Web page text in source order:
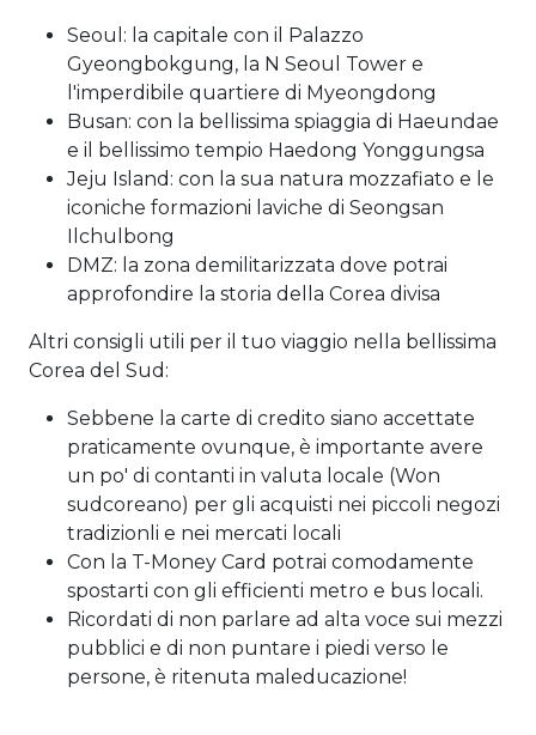
Seoul: la capitale con il Palazzo
Gyeongbokgung, la N Seoul Tower e
l'imperdibile quartiere di Myeongdong
Busan: con la bellissima spiaggia di Haeundae
e il bellissimo tempio Haedong Yonggungsa
Jeju Island: con la sua natura mozzafiato e le
iconiche formazioni laviche di Seongsan
Ilchulbong
DMZ: la zona demilitarizzata dove potrai
approfondire la storia della Corea divisa
Altri consigli utili per il tuo viaggio nella bellissima
Corea del Sud:
Sebbene la carte di credito siano accettate
praticamente ovunque, è importante avere
un po' di contanti in valuta locale (Won
sudcoreano) per gli acquisti nei piccoli negozi
tradizionli e nei mercati locali
Con la T-Money Card potrai comodamente
spostarti con gli efficienti metro e bus locali.
Ricordati di non parlare ad alta voce sui mezzi
pubblici e di non puntare i piedi verso le
persone, è ritenuta maleducazione!